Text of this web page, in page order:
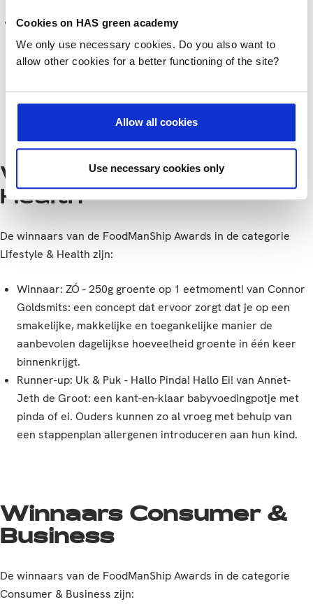
Cookies on HAS green academy
We only use necessary cookies. Do you also want to
allow other cookies for a better functioning of the site?
Allow all cookies
Use necessary cookies only
Runner-up: Faba bean ice cream – PULSE project van
Fabiën Daanen, Manon Dierx, Vince Leufkens en Romy
Struijk: dit is een plantaardig ijsproduct waarin het
stabiliserende functie heeft.
Winnaars Lifestyle &
Health
De winnaars van de FoodManShip Awards in de categorie
Lifestyle & Health zijn:
Winnaar: ZÓ - 250g groente op 1 eetmoment! van Connor
Goldsmits: een concept dat ervoor zorgt dat je op een
smakelijke, makkelijke en toegankelijke manier de
aanbevolen dagelijkse hoeveelheid groente in één keer
binnenkrijgt.
Runner-up: Uk & Puk - Hallo Pinda! Hallo Ei! van Annet-
Jeth de Groot: een kant-en-klaar babyvoedingpotje met
pinda of ei. Ouders kunnen zo al vroeg met behulp van
een stappenplan allergenen introduceren aan hun kind.
Winnaars Consumer &
Business
De winnaars van de FoodManShip Awards in de categorie
Consumer & Business zijn: